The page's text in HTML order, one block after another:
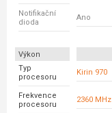
Notifikační
dioda
Ano
Výkon
Typ
procesoru
Kirin 970
Frekvence
procesoru
2360 MHz